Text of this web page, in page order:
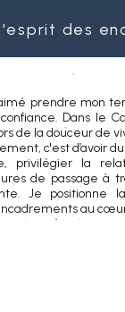
des
prendre mon
Dans le
de la douceur de
c'est d’avoir
privilégier la
de passage à
Je positionne
au